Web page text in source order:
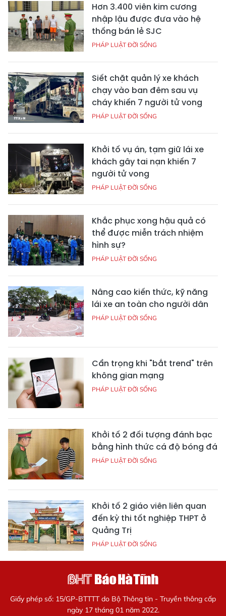
Hơn 3.400 viên kim cương
nhập lậu được đưa vào hệ
thống bán lẻ SJC
PHÁP LUẬT ĐỜI SỐNG
Siết chặt quản lý xe khách
chạy vào ban đêm sau vụ
cháy khiến 7 người tử vong
PHÁP LUẬT ĐỜI SỐNG
Khởi tố vụ án, tạm giữ lái xe
khách gây tai nạn khiến 7
người tử vong
PHÁP LUẬT ĐỜI SỐNG
Khắc phục xong hậu quả có
thể được miễn trách nhiệm
hình sự?
PHÁP LUẬT ĐỜI SỐNG
Nâng cao kiến thức, kỹ năng
lái xe an toàn cho người dân
PHÁP LUẬT ĐỜI SỐNG
Cẩn trọng khi "bắt trend" trên
không gian mạng
PHÁP LUẬT ĐỜI SỐNG
Khởi tố 2 đối tượng đánh bạc
bằng hình thức cá độ bóng đá
PHÁP LUẬT ĐỜI SỐNG
Khởi tố 2 giáo viên liên quan
đến kỳ thi tốt nghiệp THPT ở
Quảng Trị
PHÁP LUẬT ĐỜI SỐNG
Giấy phép số: 15/GP-BTTTT do Bộ Thông tin - Truyền thông cấp
ngày 17 tháng 01 năm 2022.